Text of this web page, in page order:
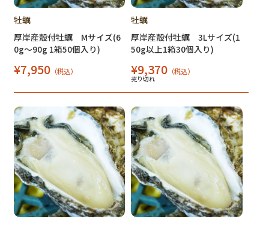
牡蠣
厚岸産殻付牡蠣 Mサイズ(6
0g～90g 1箱50個入り)
¥7,950（税込）
牡蠣
厚岸産殻付牡蠣 3Lサイズ(1
50g以上1箱30個入り)
¥9,370 （税込）
売り切れ